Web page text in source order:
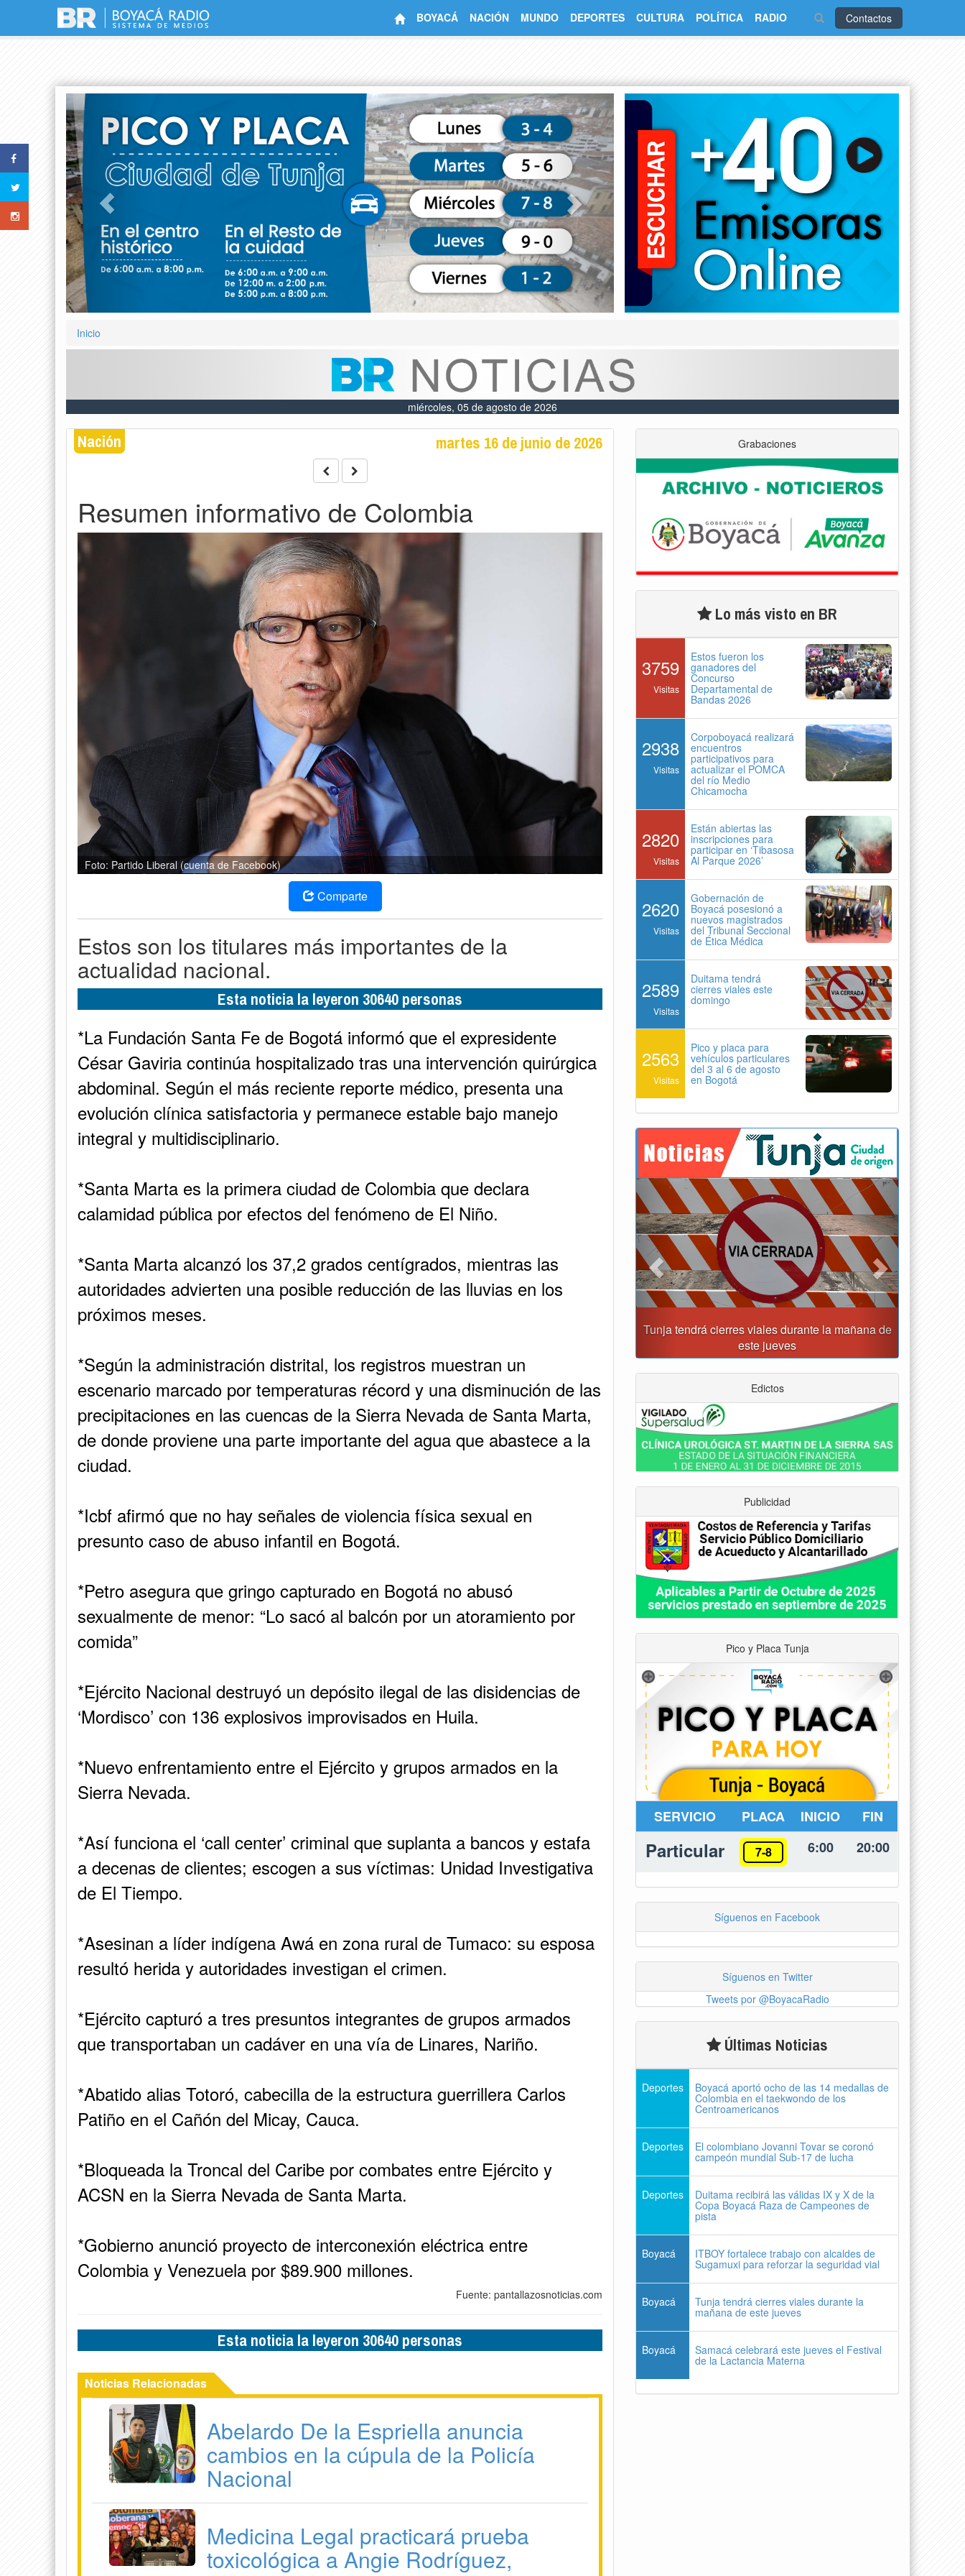
Contactos
BOYACÁ NACIÓN MUNDO DEPORTES CULTURA POLÍTICA RADIO
Next
Inicio
miércoles, 05 de agosto de 2026
Nación martes 16 de junio de 2026
Resumen informativo de Colombia
Foto: Partido Liberal (cuenta de Facebook)
Comparte
Estos son los titulares más importantes de la
actualidad nacional.
Esta noticia la leyeron 30640 personas
*La Fundación Santa Fe de Bogotá informó que el expresidente
César Gaviria continúa hospitalizado tras una intervención quirúrgica
abdominal. Según el más reciente reporte médico, presenta una
evolución clínica satisfactoria y permanece estable bajo manejo
integral y multidisciplinario.
*Santa Marta es la primera ciudad de Colombia que declara
calamidad pública por efectos del fenómeno de El Niño.
*Santa Marta alcanzó los 37,2 grados centígrados, mientras las
autoridades advierten una posible reducción de las lluvias en los
próximos meses.
*Según la administración distrital, los registros muestran un
escenario marcado por temperaturas récord y una disminución de las
precipitaciones en las cuencas de la Sierra Nevada de Santa Marta,
de donde proviene una parte importante del agua que abastece a la
ciudad.
*Icbf afirmó que no hay señales de violencia física sexual en
presunto caso de abuso infantil en Bogotá.
*Petro asegura que gringo capturado en Bogotá no abusó
sexualmente de menor: “Lo sacó al balcón por un atoramiento por
comida”
*Ejército Nacional destruyó un depósito ilegal de las disidencias de
‘Mordisco’ con 136 explosivos improvisados en Huila.
*Nuevo enfrentamiento entre el Ejército y grupos armados en la
Sierra Nevada.
*Así funciona el ‘call center’ criminal que suplanta a bancos y estafa
a decenas de clientes; escogen a sus víctimas: Unidad Investigativa
de El Tiempo.
*Asesinan a líder indígena Awá en zona rural de Tumaco: su esposa
resultó herida y autoridades investigan el crimen.
*Ejército capturó a tres presuntos integrantes de grupos armados
que transportaban un cadáver en una vía de Linares, Nariño.
*Abatido alias Totoró, cabecilla de la estructura guerrillera Carlos
Patiño en el Cañón del Micay, Cauca.
*Bloqueada la Troncal del Caribe por combates entre Ejército y
ACSN en la Sierra Nevada de Santa Marta.
*Gobierno anunció proyecto de interconexión eléctrica entre
Colombia y Venezuela por $89.900 millones.
Fuente: pantallazosnoticias.com
Esta noticia la leyeron 30640 personas
Noticias Relacionadas
Abelardo De la Espriella anuncia
cambios en la cúpula de la Policía
Nacional
Medicina Legal practicará prueba
toxicológica a Angie Rodríguez,
Grabaciones
Lo más visto en BR
3759
Visitas
Estos fueron los
ganadores del
Concurso
Departamental de
Bandas 2026
2938
Visitas
Corpoboyacá realizará
encuentros
participativos para
actualizar el POMCA
del río Medio
Chicamocha
2820
Visitas
Están abiertas las
inscripciones para
participar en ‘Tibasosa
Al Parque 2026’
2620
Visitas
Gobernación de
Boyacá posesionó a
nuevos magistrados
del Tribunal Seccional
de Ética Médica
2589
Visitas
Duitama tendrá
cierres viales este
domingo
2563
Visitas
Pico y placa para
vehículos particulares
del 3 al 6 de agosto
en Bogotá
Tunja recibirá la Gran Copa de Fútbol Sala
Prejuvenil los días 22 y 29 de agosto
Previous Next
Edictos
Publicidad
Pico y Placa Tunja
SERVICIO PLACA INICIO FIN
Particular 7-8 6:00 20:00
Síguenos en Facebook
Síguenos en Twitter
Tweets por @BoyacaRadio
Últimas Noticias
Deportes Boyacá aportó ocho de las 14 medallas de
Colombia en el taekwondo de los
Centroamericanos
Deportes El colombiano Jovanni Tovar se coronó
campeón mundial Sub-17 de lucha
Deportes Duitama recibirá las válidas IX y X de la
Copa Boyacá Raza de Campeones de
pista
Boyacá ITBOY fortalece trabajo con alcaldes de
Sugamuxi para reforzar la seguridad vial
Boyacá Tunja tendrá cierres viales durante la
mañana de este jueves
Boyacá Samacá celebrará este jueves el Festival
de la Lactancia Materna